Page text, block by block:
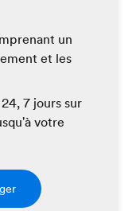
un
et les
7 jours sur
votre